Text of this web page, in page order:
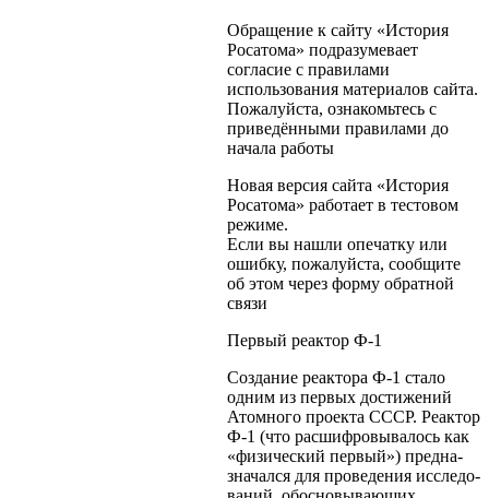
Обращение к сайту «История
Росатома» подразумевает
согласие с правилами
использования материалов сайта.
Пожалуйста, ознакомьтесь с
приведёнными правилами до
начала работы
Новая версия сайта «История
Росатома» работает в тестовом
режиме.
Если вы нашли опечатку или
ошибку, пожалуйста, сообщите
об этом через форму обратной
связи
Первый реактор Ф-1
Созда­ние реак­тора Ф-1 стало
одним из пер­вых достиже­ний
Атом­ного про­екта СССР. Реак­тор
Ф-1 (что расшиф­ро­вы­ва­лось как
«физи­че­ский пер­вый») пред­на­
зна­чался для про­ве­де­ния иссле­до­